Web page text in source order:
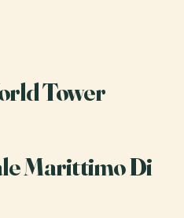
Tower
Marittimo Di